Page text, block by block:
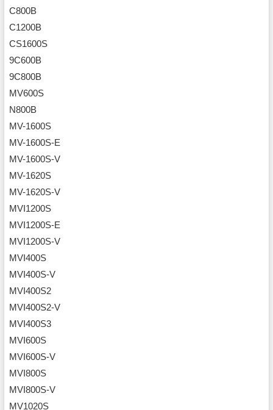
C800B
C1200B
CS1600S
9C600B
9C800B
MV600S
N800B
MV-1600S
MV-1600S-E
MV-1600S-V
MV-1620S
MV-1620S-V
MVI1200S
MVI1200S-E
MVI1200S-V
MVI400S
MVI400S-V
MVI400S2
MVI400S2-V
MVI400S3
MVI600S
MVI600S-V
MVI800S
MVI800S-V
MV1020S